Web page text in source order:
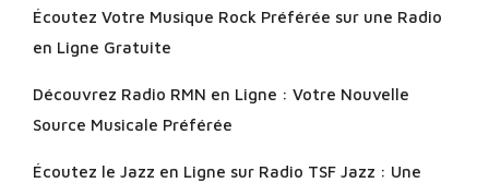
Écoutez Votre Musique Rock Préférée sur une Radio
en Ligne Gratuite
Découvrez Radio RMN en Ligne : Votre Nouvelle
Source Musicale Préférée
Écoutez le Jazz en Ligne sur Radio TSF Jazz : Une